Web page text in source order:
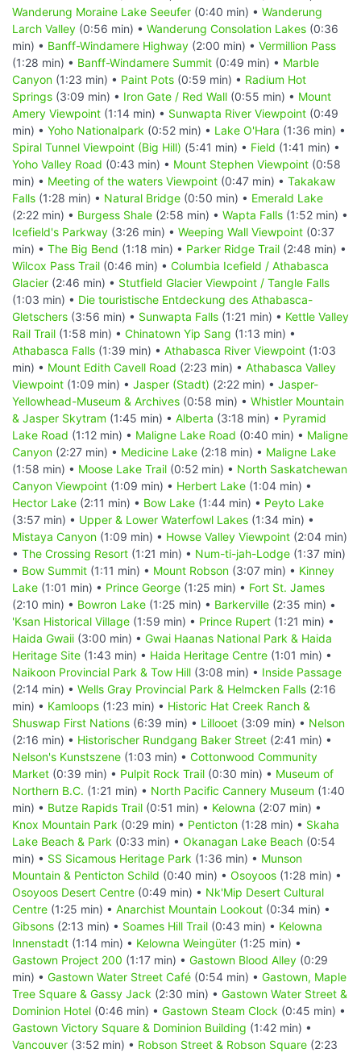
Wanderung Moraine Lake Seeufer (0:40 min) • Wanderung
Larch Valley (0:56 min) • Wanderung Consolation Lakes (0:36
min) • Banff-Windamere Highway (2:00 min) • Vermillion Pass
(1:28 min) • Banff-Windamere Summit (0:49 min) • Marble
Canyon (1:23 min) • Paint Pots (0:59 min) • Radium Hot
Springs (3:09 min) • Iron Gate / Red Wall (0:55 min) • Mount
Amery Viewpoint (1:14 min) • Sunwapta River Viewpoint (0:49
min) • Yoho Nationalpark (0:52 min) • Lake O'Hara (1:36 min) •
Spiral Tunnel Viewpoint (Big Hill) (5:41 min) • Field (1:41 min) •
Yoho Valley Road (0:43 min) • Mount Stephen Viewpoint (0:58
min) • Meeting of the waters Viewpoint (0:47 min) • Takakaw
Falls (1:28 min) • Natural Bridge (0:50 min) • Emerald Lake
(2:22 min) • Burgess Shale (2:58 min) • Wapta Falls (1:52 min) •
Icefield's Parkway (3:26 min) • Weeping Wall Viewpoint (0:37
min) • The Big Bend (1:18 min) • Parker Ridge Trail (2:48 min) •
Wilcox Pass Trail (0:46 min) • Columbia Icefield / Athabasca
Glacier (2:46 min) • Stutfield Glacier Viewpoint / Tangle Falls
(1:03 min) • Die touristische Entdeckung des Athabasca-
Gletschers (3:56 min) • Sunwapta Falls (1:21 min) • Kettle Valley
Rail Trail (1:58 min) • Chinatown Yip Sang (1:13 min) •
Athabasca Falls (1:39 min) • Athabasca River Viewpoint (1:03
min) • Mount Edith Cavell Road (2:23 min) • Athabasca Valley
Viewpoint (1:09 min) • Jasper (Stadt) (2:22 min) • Jasper-
Yellowhead-Museum & Archives (0:58 min) • Whistler Mountain
& Jasper Skytram (1:45 min) • Alberta (3:18 min) • Pyramid
Lake Road (1:12 min) • Maligne Lake Road (0:40 min) • Maligne
Canyon (2:27 min) • Medicine Lake (2:18 min) • Maligne Lake
(1:58 min) • Moose Lake Trail (0:52 min) • North Saskatchewan
Canyon Viewpoint (1:09 min) • Herbert Lake (1:04 min) •
Hector Lake (2:11 min) • Bow Lake (1:44 min) • Peyto Lake
(3:57 min) • Upper & Lower Waterfowl Lakes (1:34 min) •
Mistaya Canyon (1:09 min) • Howse Valley Viewpoint (2:04 min)
• The Crossing Resort (1:21 min) • Num-ti-jah-Lodge (1:37 min)
• Bow Summit (1:11 min) • Mount Robson (3:07 min) • Kinney
Lake (1:01 min) • Prince George (1:25 min) • Fort St. James
(2:10 min) • Bowron Lake (1:25 min) • Barkerville (2:35 min) •
'Ksan Historical Village (1:59 min) • Prince Rupert (1:21 min) •
Haida Gwaii (3:00 min) • Gwai Haanas National Park & Haida
Heritage Site (1:43 min) • Haida Heritage Centre (1:01 min) •
Naikoon Provincial Park & Tow Hill (3:08 min) • Inside Passage
(2:14 min) • Wells Gray Provincial Park & Helmcken Falls (2:16
min) • Kamloops (1:23 min) • Historic Hat Creek Ranch &
Shuswap First Nations (6:39 min) • Lillooet (3:09 min) • Nelson
(2:16 min) • Historischer Rundgang Baker Street (2:41 min) •
Nelson's Kunstszene (1:03 min) • Cottonwood Community
Market (0:39 min) • Pulpit Rock Trail (0:30 min) • Museum of
Northern B.C. (1:21 min) • North Pacific Cannery Museum (1:40
min) • Butze Rapids Trail (0:51 min) • Kelowna (2:07 min) •
Knox Mountain Park (0:29 min) • Penticton (1:28 min) • Skaha
Lake Beach & Park (0:33 min) • Okanagan Lake Beach (0:54
min) • SS Sicamous Heritage Park (1:36 min) • Munson
Mountain & Penticton Schild (0:40 min) • Osoyoos (1:28 min) •
Osoyoos Desert Centre (0:49 min) • Nk'Mip Desert Cultural
Centre (1:25 min) • Anarchist Mountain Lookout (0:34 min) •
Gibsons (2:13 min) • Soames Hill Trail (0:43 min) • Kelowna
Innenstadt (1:14 min) • Kelowna Weingüter (1:25 min) •
Gastown Project 200 (1:17 min) • Gastown Blood Alley (0:29
min) • Gastown Water Street Café (0:54 min) • Gastown, Maple
Tree Square & Gassy Jack (2:30 min) • Gastown Water Street &
Dominion Hotel (0:46 min) • Gastown Steam Clock (0:45 min) •
Gastown Victory Square & Dominion Building (1:42 min) •
Vancouver (3:52 min) • Robson Street & Robson Square (2:23